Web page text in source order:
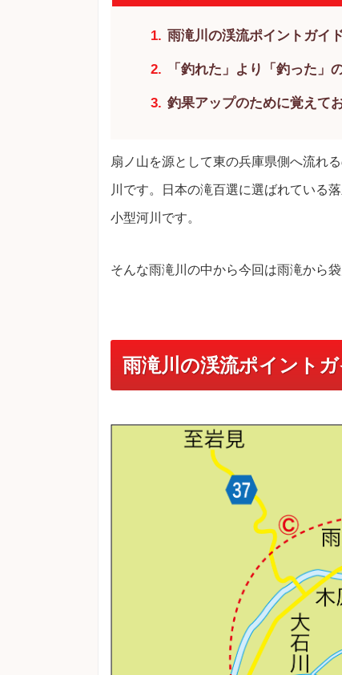
雨滝川の渓流ポイントガイ
「釣れた」より「釣った」
釣果アップのために覚えて
扇ノ山を源として東の兵庫県側へ流れ
川です。日本の滝百選に選ばれている
小型河川です。
そんな雨滝川の中から今回は雨滝から
雨滝川の渓流ポイント